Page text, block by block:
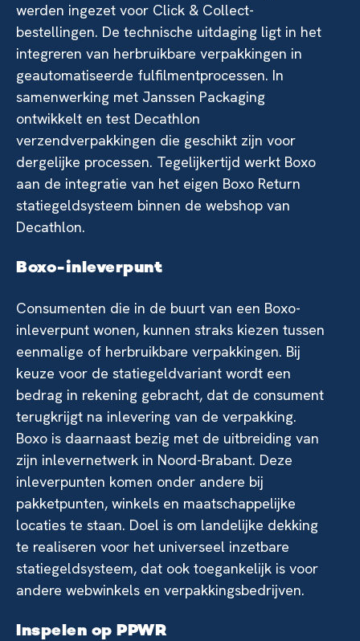
werden ingezet voor Click & Collect-
bestellingen. De technische uitdaging ligt in het
integreren van herbruikbare verpakkingen in
geautomatiseerde fulfilmentprocessen. In
samenwerking met Janssen Packaging
ontwikkelt en test Decathlon
verzendverpakkingen die geschikt zijn voor
dergelijke processen. Tegelijkertijd werkt Boxo
aan de integratie van het eigen Boxo Return
statiegeldsysteem binnen de webshop van
Decathlon.
Boxo-inleverpunt
Consumenten die in de buurt van een Boxo-
inleverpunt wonen, kunnen straks kiezen tussen
eenmalige of herbruikbare verpakkingen. Bij
keuze voor de statiegeldvariant wordt een
bedrag in rekening gebracht, dat de consument
terugkrijgt na inlevering van de verpakking.
Boxo is daarnaast bezig met de uitbreiding van
zijn inlevernetwerk in Noord-Brabant. Deze
inleverpunten komen onder andere bij
pakketpunten, winkels en maatschappelijke
locaties te staan. Doel is om landelijke dekking
te realiseren voor het universeel inzetbare
statiegeldsysteem, dat ook toegankelijk is voor
andere webwinkels en verpakkingsbedrijven.
Inspelen op PPWR